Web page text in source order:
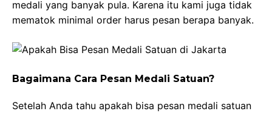
medali yang banyak pula. Karena itu kami juga tidak
mematok minimal order harus pesan berapa banyak.
Bagaimana Cara Pesan Medali Satuan?
Setelah Anda tahu apakah bisa pesan medali satuan